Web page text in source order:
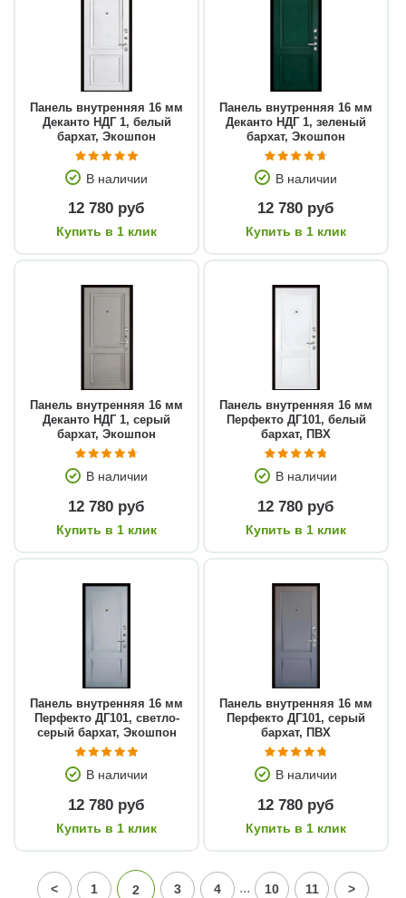
Панель внутренняя 16 мм
Деканто НДГ 1, белый
бархат, Экошпон
В наличии
12 780 руб
Купить в 1 клик
Панель внутренняя 16 мм
Деканто НДГ 1, зеленый
бархат, Экошпон
В наличии
12 780 руб
Купить в 1 клик
Панель внутренняя 16 мм
Деканто НДГ 1, серый
бархат, Экошпон
В наличии
12 780 руб
Купить в 1 клик
Панель внутренняя 16 мм
Перфекто ДГ101, белый
бархат, ПВХ
В наличии
12 780 руб
Купить в 1 клик
Панель внутренняя 16 мм
Перфекто ДГ101, светло-
серый бархат, Экошпон
В наличии
12 780 руб
Купить в 1 клик
Панель внутренняя 16 мм
Перфекто ДГ101, серый
бархат, ПВХ
В наличии
12 780 руб
Купить в 1 клик
< 1 2 3 4 ... 10 11 >